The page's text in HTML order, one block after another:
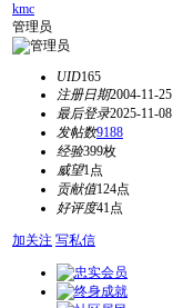
kmc
管理员
UID165
注册日期2004-11-25
最后登录2025-11-08
发帖数9188
经验399枚
威望1点
贡献值124点
好评度41点
加关注 写私信